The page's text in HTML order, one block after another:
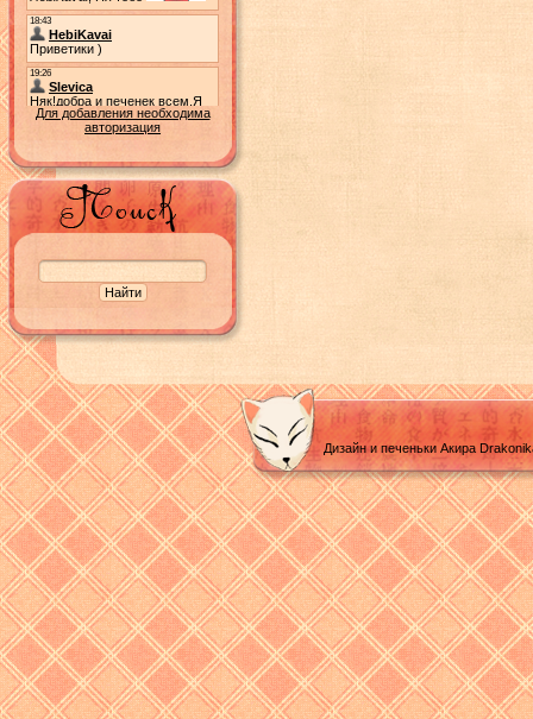
Для добавления необходима
авторизация
Дизайн и печеньки Акира